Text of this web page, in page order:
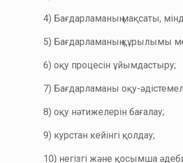
4) Бағдарламаның мақсаты,
5) Бағдарламаның құрылымы
6) оқу процесін ұйымдастыру;
7) Бағдарламаны оқу-
8) оқу нәтижелерін бағалау;
9) курстан кейінгі қолдау;
10) негізгі және қосымша